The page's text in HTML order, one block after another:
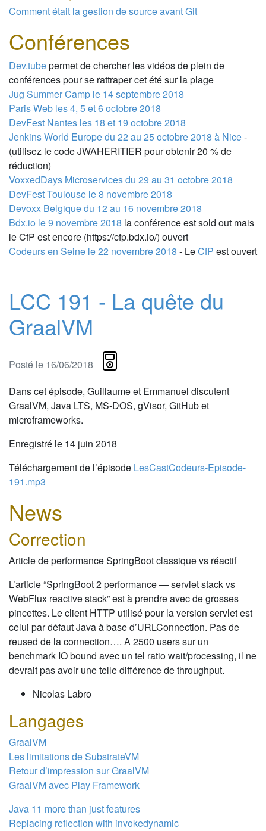
Comment était la gestion de source avant Git
Conférences
Dev.tubepermet de chercher les vidéos de plein de
conférences pour se rattraper cet été sur la plage
Jug Summer Camp le 14 septembre 2018
Paris Web les 4, 5 et 6 octobre 2018
DevFest Nantes les 18 et 19 octobre 2018
Jenkins World Europe du 22 au 25 octobre 2018 à Nice-
(utilisez le code JWAHERITIER pour obtenir 20 % de
réduction)
VoxxedDays Microservices du 29 au 31 octobre 2018
DevFest Toulouse le 8 novembre 2018
Devoxx Belgique du 12 au 16 novembre 2018
Bdx.io le 9 novembre 2018 la conférence est sold out mais
le CfP est encore (https://cfp.bdx.io/) ouvert
Codeurs en Seine le 22 novembre 2018 - LeCfP est ouvert
LCC 191 - La quête du
GraalVM
Posté le 16/06/2018
Dans cet épisode, Guillaume et Emmanuel discutent
GraalVM, Java LTS, MS-DOS, gVisor, GitHub et
microframeworks.
Enregistré le 14 juin 2018
Téléchargement de l’épisode LesCastCodeurs-Episode-
191.mp3
News
Correction
Article de performance SpringBoot classique vs réactif
L’article “SpringBoot 2 performance — servlet stack vs
WebFlux reactive stack” est à prendre avec de grosses
pincettes. Le client HTTP utilisé pour la version servlet est
celui par défaut Java à base d’URLConnection. Pas de
reused de la connection…. A 2500 users sur un
benchmark IO bound avec un tel ratio wait/processing, il ne
devrait pas avoir une telle différence de throughput.
Nicolas Labro
Langages
GraalVM
Les limitations de SubstrateVM
Retour d’impression sur GraalVM
GraalVM avec Play Framework
Java 11 more than just features
Replacing reflection with invokedynamic